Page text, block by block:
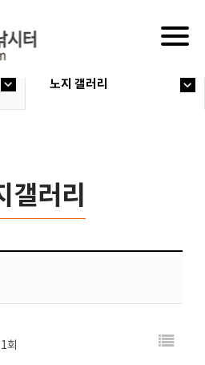
노지 갤러리
갤러리
회